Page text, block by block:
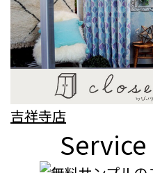
吉祥寺店
Service